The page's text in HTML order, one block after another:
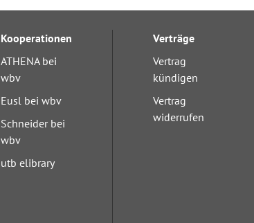
Kooperationen
ATHENA bei
wbv
Eusl bei wbv
Schneider bei
wbv
utb elibrary
Verträge
Vertrag
kündigen
Vertrag
widerrufen